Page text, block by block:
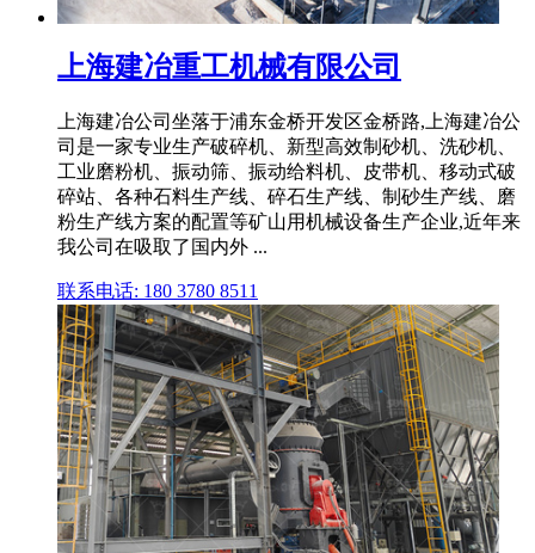
上海建冶重工机械有限公司
上海建冶公司坐落于浦东金桥开发区金桥路,上海建冶公
司是一家专业生产破碎机、新型高效制砂机、洗砂机、
工业磨粉机、振动筛、振动给料机、皮带机、移动式破
碎站、各种石料生产线、碎石生产线、制砂生产线、磨
粉生产线方案的配置等矿山用机械设备生产企业,近年来
我公司在吸取了国内外 ...
联系电话: 180 3780 8511